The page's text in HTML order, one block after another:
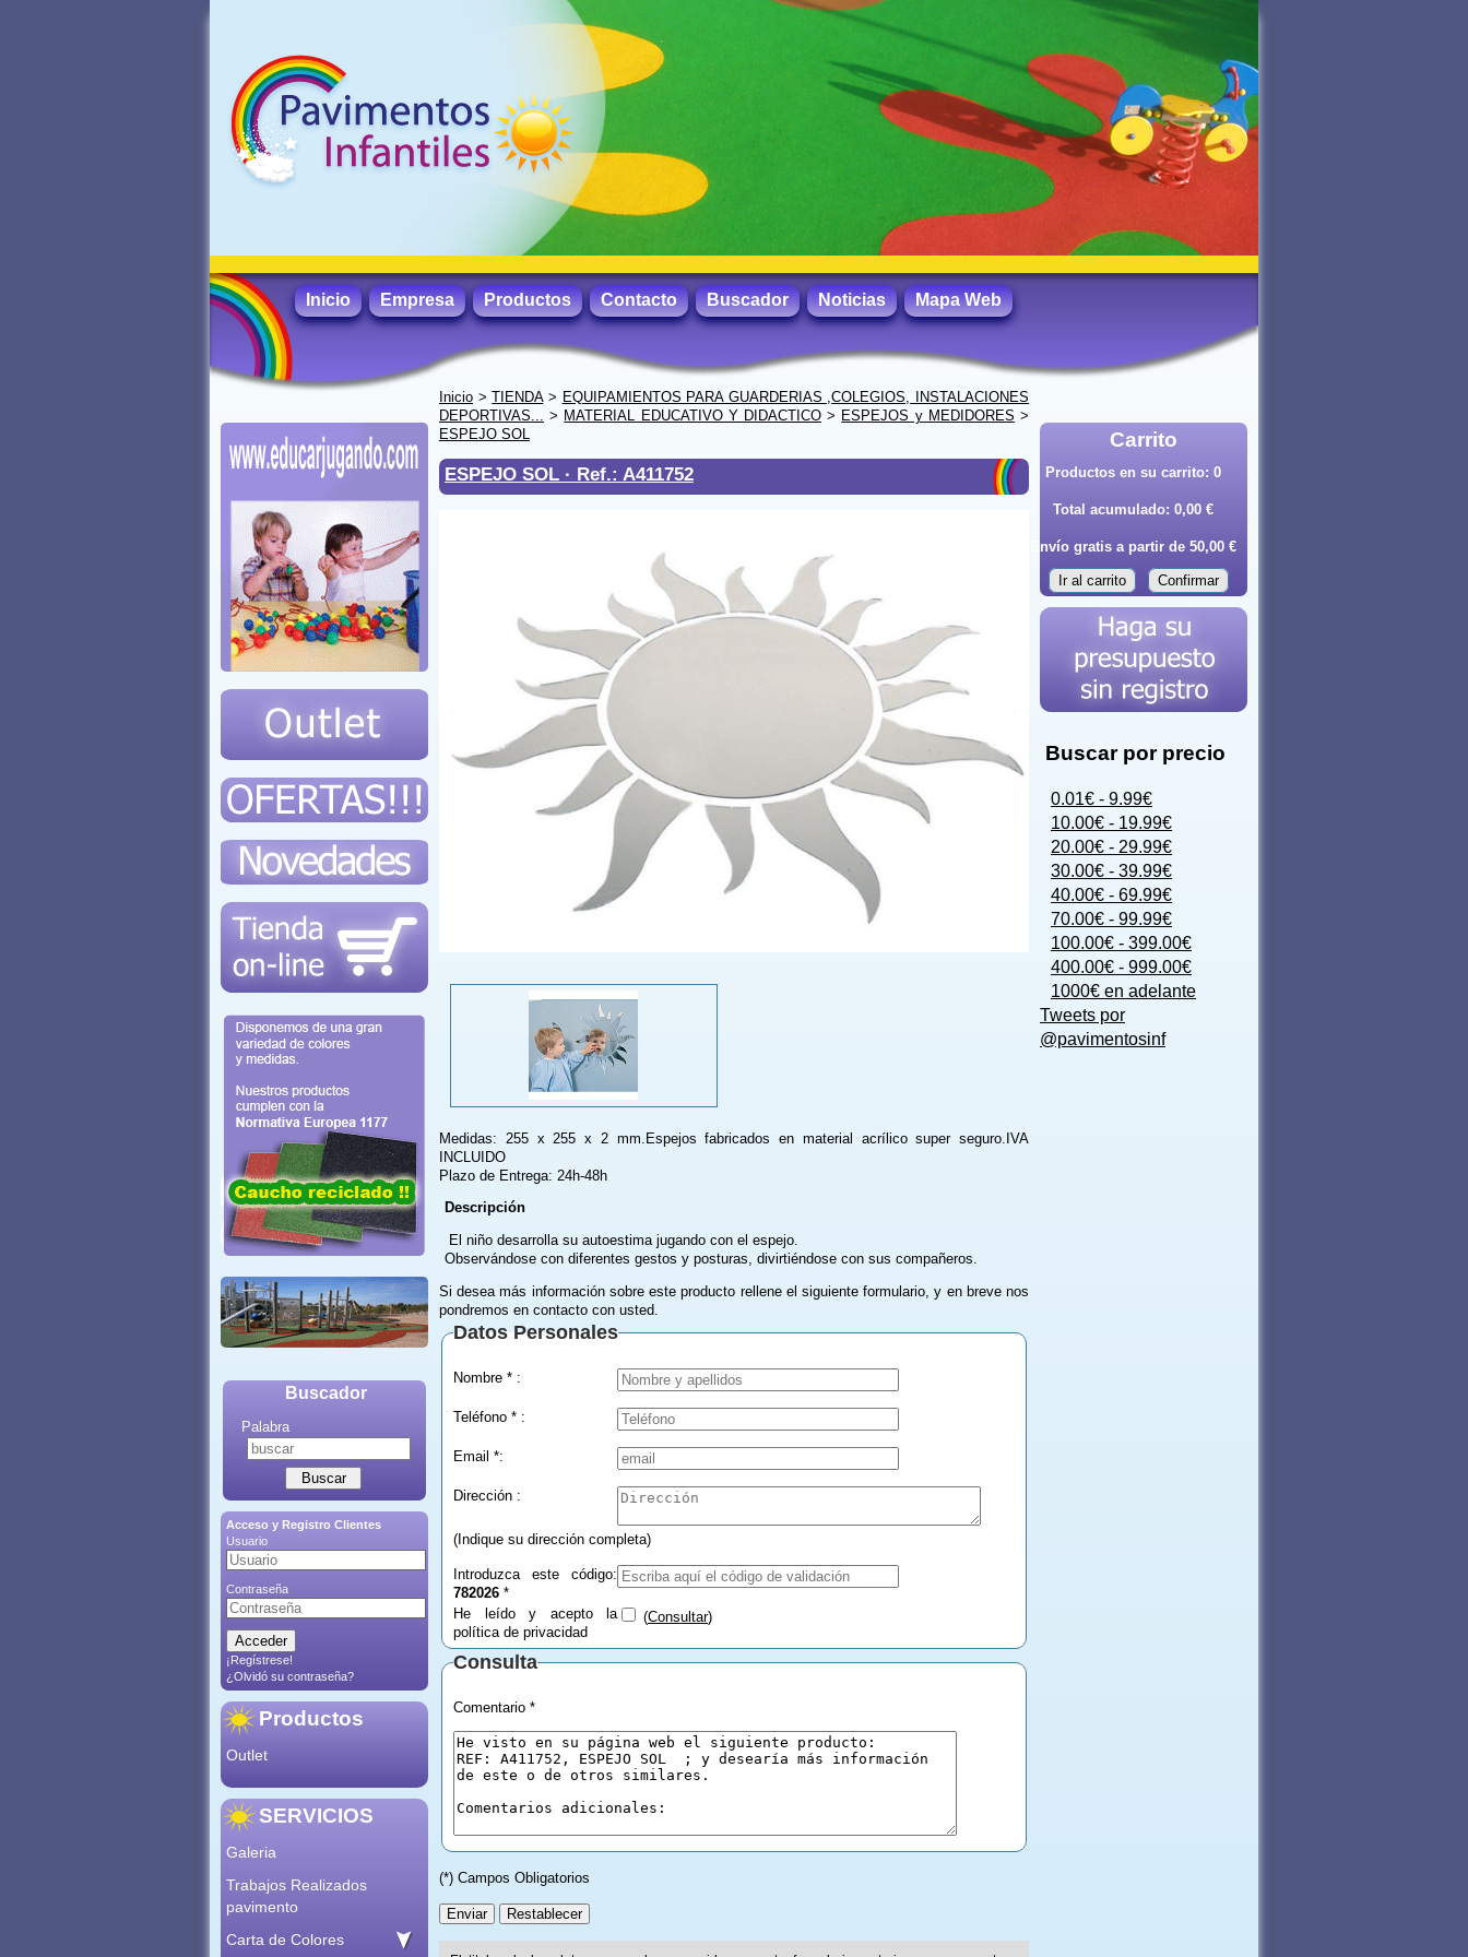
Inicio Empresa Productos Contacto Buscador Noticias Mapa Web
Buscador
Palabra
Acceso y Registro Clientes
Usuario
Contraseña
¡Regístrese!
¿Olvidó su contraseña?
Productos
Outlet
SERVICIOS
Galeria
Trabajos Realizados
pavimento
Carta de Colores
Inicio >TIENDA> EQUIPAMIENTOS PARA GUARDERIAS ,COLEGIOS, INSTALACIONES
DEPORTIVAS... > MATERIAL EDUCATIVO Y DIDACTICO > ESPEJOS y MEDIDORES >
ESPEJO SOL
ESPEJO SOL · Ref.: A411752
Medidas: 255 x 255 x 2 mm.Espejos fabricados en material acrílico super seguro.IVA
INCLUIDO
Plazo de Entrega: 24h-48h
Descripción
El niño desarrolla su autoestima jugando con el espejo.
Observándose con diferentes gestos y posturas, divirtiéndose con sus compañeros.
Si desea más información sobre este producto rellene el siguiente formulario, y en breve nos
pondremos en contacto con usted.
Datos Personales
Nombre * :
Teléfono * :
Email *:
Dirección :
(Indique su dirección completa)
Introduzca este código:
782026 *
He leído y acepto la
política de privacidad
(Consultar)
Consulta
Comentario *
(*) Campos Obligatorios
Carrito
Productos en su carrito: 0
Total acumulado: 0,00 €
Envío gratis a partir de 50,00 €
Ir al carrito Confirmar
Buscar por precio
0.01€ - 9.99€
10.00€ - 19.99€
20.00€ - 29.99€
30.00€ - 39.99€
40.00€ - 69.99€
70.00€ - 99.99€
100.00€ - 399.00€
400.00€ - 999.00€
1000€ en adelante
Tweets por
@pavimentosinf